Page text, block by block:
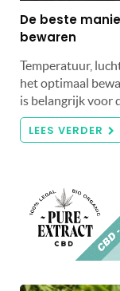
De beste
bewaren
Temperatuur,
het optimaal
is belangrijk voor
LEES VERDER